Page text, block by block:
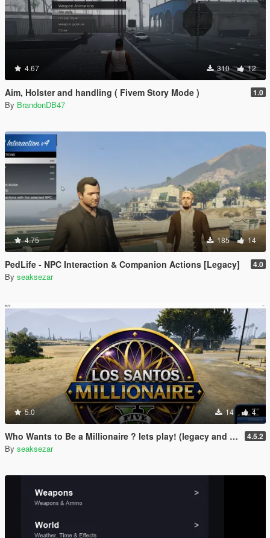
4.67 310 12
Aim, Holster and handling ( Fivem Story Mode ) 1.0
By BrandonDB47
4.75 185 14
PedLife - NPC Interaction & Companion Actions [Legacy] 4.0
By seaksezar
5.0 14 4
Who Wants to Be a Millionaire ? lets play! (legacy and enhanced) 4.5.2
By seaksezar